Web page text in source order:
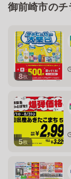
御前崎市のチ
8枚
5枚